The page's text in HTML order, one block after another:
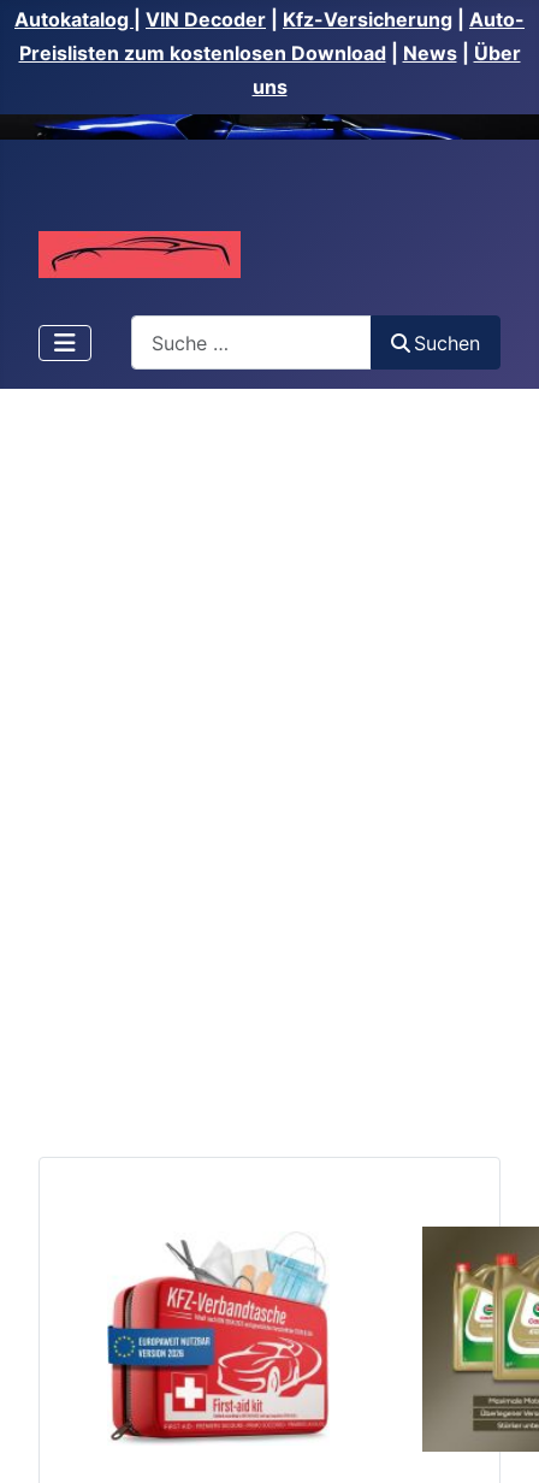
Autokatalog VIN Decoder Kfz-Versicherung
Auto-
Preislisten zum kostenlosen Download| News| Über
uns
Suchen